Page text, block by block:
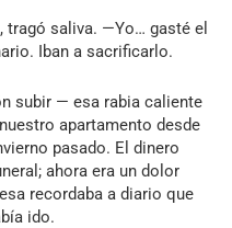
tragó saliva. —Yo… gasté el
Iban a sacrificarlo.
subir — esa rabia caliente
apartamento desde
pasado. El dinero
ahora era un dolor
recordaba a diario que
ido.